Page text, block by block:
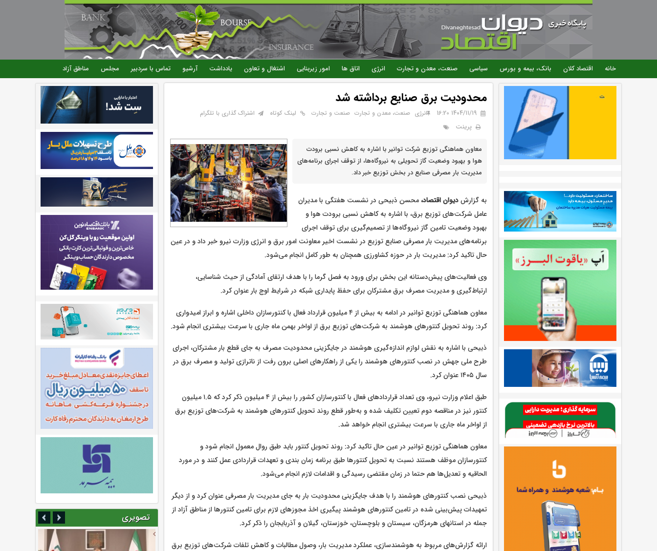
رفتن
به
محتوای
اصلی
خانه اقتصاد کلان بانک، بیمه و بورس سیاسی صنعت، معدن و تجارت انرژی اتاق ها امور زیربنایی اشتغال و تعاون یادداشت آرشیو تماس با سردبیر مجلس مناطق آزاد
محدودیت برق صنایع برداشته شد
۱۴۰۴/۱۱/۱۹ 16:20 انرژی صنعت، معدن و تجارت صنعت و تجارت لینک کوتاه اشتراک گذاری با تلگرام
پرینت
معاون هماهنگی توزیع شرکت توانیر با اشاره به کاهش نسبی برودت
هوا و بهبود وضعیت گاز تحویلی به نیروگاه‌ها، از توقف اجرای برنامه‌های
مدیریت بار مصرفی صنایع در بخش توزیع خبر داد.
به گزارشدیوان اقتصاد،‌ محسن ذبیحی در نشست هفتگی با مدیران
عامل شرکت‌های توزیع برق، با اشاره به کاهش نسبی برودت هوا و
بهبود وضعیت تامین گاز نیروگاه‌ها از تصمیم‌گیری برای توقف اجرای
برنامه‌های مدیریت بار مصرفی صنایع توزیع در نشست اخیر معاونت امور برق و انرژی وزارت نیرو خبر داد و در عین
حال تاکید کرد: مدیریت بار در حوزه کشاورزی همچنان به طور کامل انجام می‌شود.
وی فعالیت‌های پیش‌دستانه این بخش برای ورود به فصل گرما را با هدف ارتقای آمادگی از حیث شناسایی،
ارتباط‌گیری و مدیریت مصرف برق مشترکان برای حفظ پایداری شبکه در شرایط اوج بار عنوان کرد.
معاون هماهنگی توزیع توانیر در ادامه به بیش از ۴ میلیون قرارداد فعال با کنتورسازان داخلی اشاره و ابراز امیدواری
کرد: روند تحویل کنتورهای هوشمند به شرکت‌های توزیع برق از اواخر بهمن ماه جاری با سرعت بیشتری انجام شود.
ذبیحی با اشاره به نقش لوازم اندازه‌گیری هوشمند در جایگزینی محدودیت مصرف به جای قطع بار مشترکان، اجرای
طرح ملی جهش در نصب کنتورهای هوشمند را یکی از راهکارهای اصلی برون رفت از ناترازی تولید و مصرف برق در
سال ۱۴۰۵ عنوان کرد.
طبق اعلام وزارت نیرو، وی تعداد قراردادهای فعال با کنتورسازان کشور را بیش از ۴ میلیون ذکر کرد که ۱.۵ میلیون
کنتور نیز در مناقصه دوم تعیین تکلیف شده و به‌طور قطع روند تحویل کنتورهای هوشمند به شرکت‌های توزیع برق
از اواخر ماه جاری با سرعت بیشتری انجام خواهد شد.
معاون هماهنگی توزیع توانیر در عین حال تاکید کرد: روند تحویل کنتور باید طبق روال معمول انجام شود و
کنتورسازان موظف هستند نسبت به تحویل کنتورها طبق برنامه زمان بندی و تعهدات قراردادی عمل کنند و در مورد
الحاقیه و تعدیل‌ها هم حتما در زمان مقتضی رسیدگی و اقدامات لازم انجام می‌شود.
ذبیحی نصب کنتورهای هوشمند را با هدف جایگزینی محدودیت بار به جای مدیریت بار مصرفی عنوان کرد و از دیگر
تمهیدات پیش‌بینی شده در تامین کنتورهای هوشمند پیگیری اخذ مجوزهای لازم برای تامین کنتورها از مناطق آزاد از
جمله در استانهای هرمزگان، سیستان و بلوچستان، خوزستان، گیلان و آذربایجان را ذکر کرد.
ارائه گزارش‌های مربوط به هوشمندسازی، عملکرد مدیریت بار، وصول مطالبات و کاهش تلفات شرکت‌های توزیع برق
تصویری